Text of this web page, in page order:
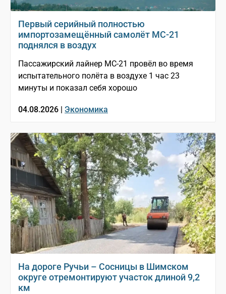
Первый серийный полностью
импортозамещённый самолёт МС-21
поднялся в воздух
Пассажирский лайнер МС-21 провёл во время
испытательного полёта в воздухе 1 час 23
минуты и показал себя хорошо
04.08.2026 | Экономика
На дороге Ручьи – Сосницы в Шимском
округе отремонтируют участок длиной 9,2
км